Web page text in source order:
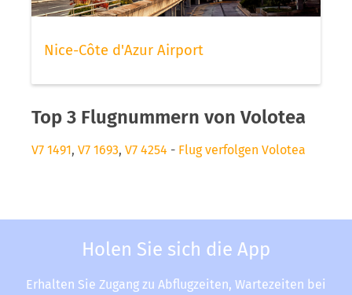
Nice-Côte d'Azur Airport
Top 3 Flugnummern von Volotea
V7 1491, V7 1693, V7 4254 - Flug verfolgen Volotea
Holen Sie sich die App
Erhalten Sie Zugang zu Abflugzeiten, Wartezeiten bei